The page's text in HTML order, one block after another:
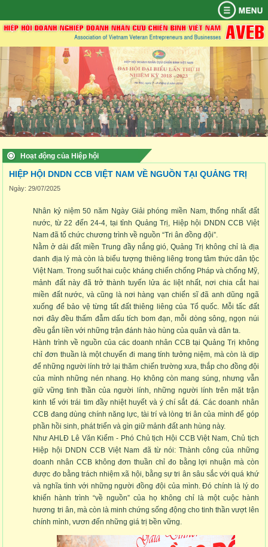
QUYẾT
ĐỊNH
LẬP
ĐIỀU
LỆ
QUY
CHẾ
ĐỘNG
CƠ
QUAN
HỘI
KỶ
YẾU
BAN
CHUYÊN
BAN
HÀNH
HIỆP
HỘI
DOANH
NHÂN
CCB
VIỆT
NAM
ĐIỀU
GIA
NHẬP
HIỆP
HỘI
QUYỀN
NGHĨA
VỤ
HỘI
TRÍCH
HỘI
VIÊN
BAN
VỤ
HIỆP
HỘI
THÀNH
VIÊN
NỔI
BẬT
HOẠT
ĐỘNG
CỦA
HIỆP
TIN
TỨC
BIỂN
ĐÔNG
THÔNG
TIN
KINH
TẾ,
CHÍNH
TRỊ,
XÃ
HỘI
THÔNG
TIN
TRONG
VÀ
NGOÀI
NƯỚC
VĂN
HÓA
THỂ
THAO
KINH
TẾ
KINH
TẾ
TRONG
NƯỚC
KINH
TẾ
QUỐC
TẾ
CHÍNH
SÁCH
XÃ
HỘI
CCB
HỎI
CÁC
HOẠT
ĐỘNG
ĐỀN
ĐÁP
NGHĨA
HOẠT
ĐỘNG
TỪ
THIỆN
HỘI
Hoạt động của Hiệp hội
HIỆP HỘI DNDN CCB VIỆT NAM VỀ NGUỒN TẠI QUẢNG TRỊ
Ngày: 29/07/2025
Nhân kỷ niệm 50 năm Ngày Giải phóng miền Nam, thống nhất đất
nước, từ 22 đến 24-4, tại tỉnh Quảng Trị, Hiệp hội DNDN CCB Việt
Nam đã tổ chức chương trình về nguồn “Tri ân đồng đội”.
Nằm ở dải đất miền Trung đầy nắng gió, Quảng Trị không chỉ là địa
danh địa lý mà còn là biểu tượng thiêng liêng trong tâm thức dân tộc
Việt Nam. Trong suốt hai cuộc kháng chiến chống Pháp và chống Mỹ,
mảnh đất này đã trở thành tuyến lửa ác liệt nhất, nơi chia cắt hai
miền đất nước, và cũng là nơi hàng vạn chiến sĩ đã anh dũng ngã
xuống để bảo vệ từng tất đất thiêng liêng của Tổ quốc. Mỗi tấc đất
nơi đây đều thấm đẫm dấu tích bom đạn, mỗi dòng sông, ngọn núi
đều gắn liền với những trận đánh hào hùng của quân và dân ta.
Hành trình về nguồn của các doanh nhân CCB tại Quảng Trị không
chỉ đơn thuần là một chuyến đi mang tính tưởng niệm, mà còn là dịp
để những người lính trở lại thăm chiến trường xưa, thắp cho đồng đội
của mình những nén nhang. Họ không còn mang súng, nhưng vẫn
giữ vững tinh thần của người lính, những người lính trên mặt trận
kinh tế với trái tim đầy nhiệt huyết và ý chí sắt đá. Các doanh nhân
CCB đang dùng chính năng lực, tài trí và lòng tri ân của mình để góp
phần hồi sinh, phát triển và gìn giữ mảnh đất anh hùng này.
Như AHLĐ Lê Văn Kiểm - Phó Chủ tịch Hội CCB Việt Nam, Chủ tịch
Hiệp hội DNDN CCB Việt Nam đã từ nói: Thành công của những
doanh nhân CCB không đơn thuần chỉ đo bằng lợi nhuận mà còn
được đo bằng trách nhiệm xã hội, bằng sự tri ân sâu sắc với quá khứ
và nghĩa tình với những người đồng đội của mình. Đó chính là lý do
khiến hành trình “về nguồn” của họ không chỉ là một cuộc hành
hương tri ân, mà còn là minh chứng sống động cho tinh thần vượt lên
chính mình, vươn đến những giá trị bền vững.